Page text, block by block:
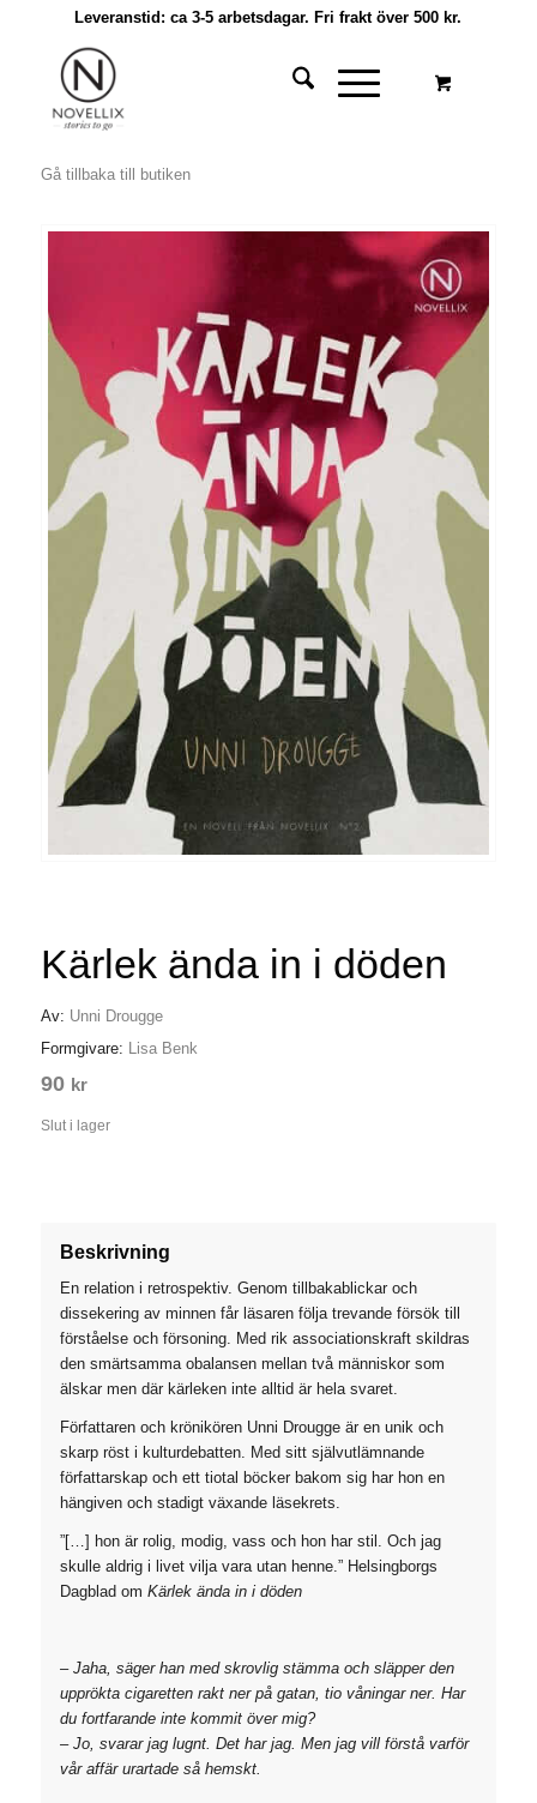
Leveranstid: ca 3-5 arbetsdagar. Fri frakt över 500 kr.
Gå tillbaka till butiken
Kärlek ända in i döden
Av: Unni Drougge
Formgivare: Lisa Benk
90 kr
Slut i lager
Beskrivning
En relation i retrospektiv. Genom tillbakablickar och
dissekering av minnen får läsaren följa trevande försök till
förståelse och försoning. Med rik associationskraft skildras
den smärtsamma obalansen mellan två människor som
älskar men där kärleken inte alltid är hela svaret.
Författaren och krönikören Unni Drougge är en unik och
skarp röst i kulturdebatten. Med sitt självutlämnande
författarskap och ett tiotal böcker bakom sig har hon en
hängiven och stadigt växande läsekrets.
”[…] hon är rolig, modig, vass och hon har stil. Och jag
skulle aldrig i livet vilja vara utan henne.” Helsingborgs
Dagblad om Kärlek ända in i döden
– Jaha, säger han med skrovlig stämma och släpper den
upprökta cigaretten rakt ner på gatan, tio våningar ner. Har
du fortfarande inte kommit över mig?
– Jo, svarar jag lugnt. Det har jag. Men jag vill förstå varför
vår affär urartade så hemskt.